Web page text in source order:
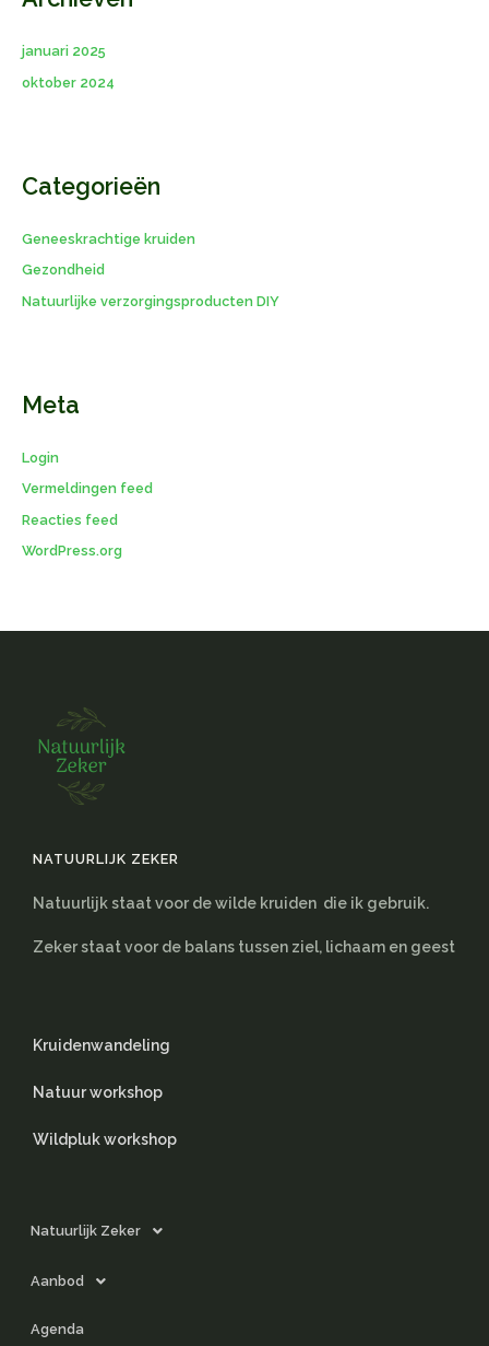
januari 2025
oktober 2024
Categorieën
Geneeskrachtige kruiden
Gezondheid
Natuurlijke verzorgingsproducten DIY
Meta
Login
Vermeldingen feed
Reacties feed
WordPress.org
Natuurlijk Zeker
Aanbod
Agenda
Kruidenwandeling
Natuur workshop
Wildpluk workshop
NATUURLIJK ZEKER
Natuurlijk staat voor de wilde kruiden die ik gebruik.
Zeker staat voor de balans tussen ziel, lichaam en geest